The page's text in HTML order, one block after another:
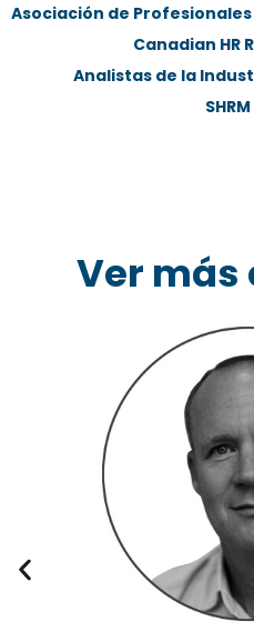
Asociación de
Canadian HR
Analistas de la
SHRM
Ver más